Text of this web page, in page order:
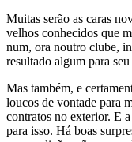
Muitas serão as caras
velhos conhecidos que
num, ora noutro clube,
resultado algum para
Mas também, e
loucos de vontade para
contratos no exterior. E
para isso. Há boas